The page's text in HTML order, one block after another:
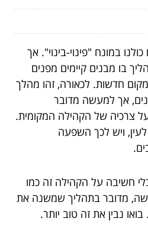
במונח "פינוי-בינוי". אך
בו מבנים קיימים מפנים
חדשות. לכאורה, זהו מהלך
אך למעשה מדובר
צרכיה של הקהילה המקומית.
ויש לכך השפעה
בלי חשיבה על הקהילה זה כמו
מדובר בתהליך שמשנה את
נבין את זה טוב יותר.